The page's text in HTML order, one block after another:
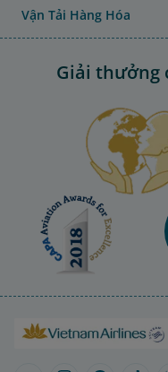
Vận Tải Hàng Hóa
Giải thưởng